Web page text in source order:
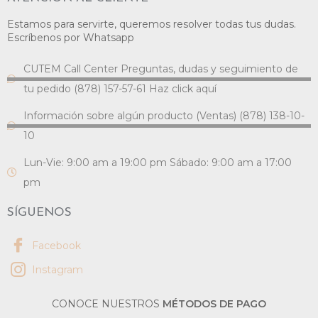
Estamos para servirte, queremos resolver todas tus dudas.
Escríbenos por Whatsapp
CUTEM Call Center Preguntas, dudas y seguimiento de
tu pedido (878) 157-57-61 Haz click aquí
Información sobre algún producto (Ventas) (878) 138-10-
10
Lun-Vie: 9:00 am a 19:00 pm Sábado: 9:00 am a 17:00
pm
SÍGUENOS
Facebook
Instagram
CONOCE NUESTROS MÉTODOS DE PAGO